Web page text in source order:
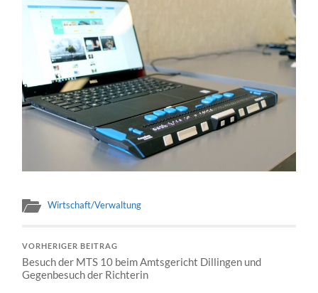
Wirtschaft/Verwaltung
VORHERIGER BEITRAG
Besuch der MTS 10 beim Amtsgericht Dillingen und
Gegenbesuch der Richterin